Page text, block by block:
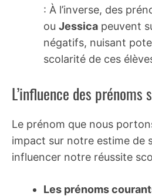
: À l’inverse, des
ou Jessica peuvent
négatifs, nuisant
scolarité de ces
L’influence des prénoms
Le prénom que nous
impact sur notre estime de
influencer notre réussite
Les prénoms